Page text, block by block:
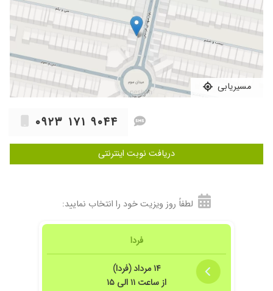
مسیریابی
۰۹۲۳ ۱۷۱ ۹۰۴۴
دریافت نوبت اینترنتی
لطفاً روز ویزیت خود را انتخاب نمایید:
فردا
۱۴ مرداد (فردا)
از ساعت ۱۱ الی ۱۵